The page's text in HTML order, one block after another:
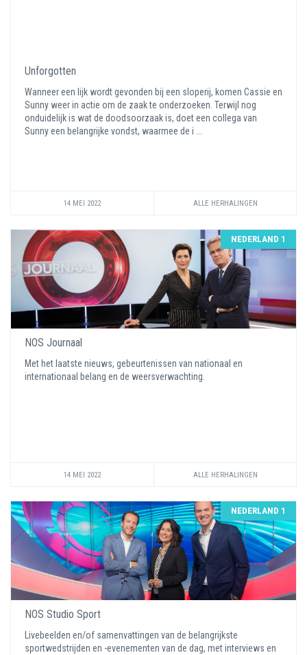
Unforgotten
Wanneer een lijk wordt gevonden bij een sloperij, komen Cassie en
Sunny weer in actie om de zaak te onderzoeken. Terwijl nog
onduidelijk is wat de doodsoorzaak is, doet een collega van
Sunny een belangrijke vondst, waarmee de i ...
14 MEI 2022 ALLE HERHALINGEN
NEDERLAND 1
NOS Journaal
Met het laatste nieuws, gebeurtenissen van nationaal en
internationaal belang en de weersverwachting.
14 MEI 2022 ALLE HERHALINGEN
NEDERLAND 1
NOS Studio Sport
Livebeelden en/of samenvattingen van de belangrijkste
sportwedstrijden en -evenementen van de dag, met interviews en